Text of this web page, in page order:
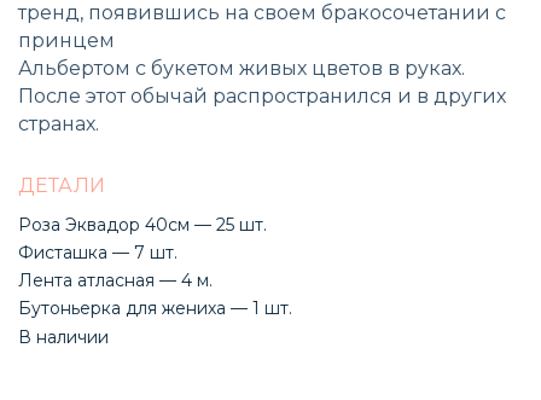
тренд, появившись на своем бракосочетании с
принцем
Альбертом с букетом живых цветов в руках.
После этот обычай распространился и в других
странах.
ДЕТАЛИ
Роза Эквадор 40см — 25 шт.
Фисташка — 7 шт.
Лента атласная — 4 м.
Бутоньерка для жениха — 1 шт.
В наличии